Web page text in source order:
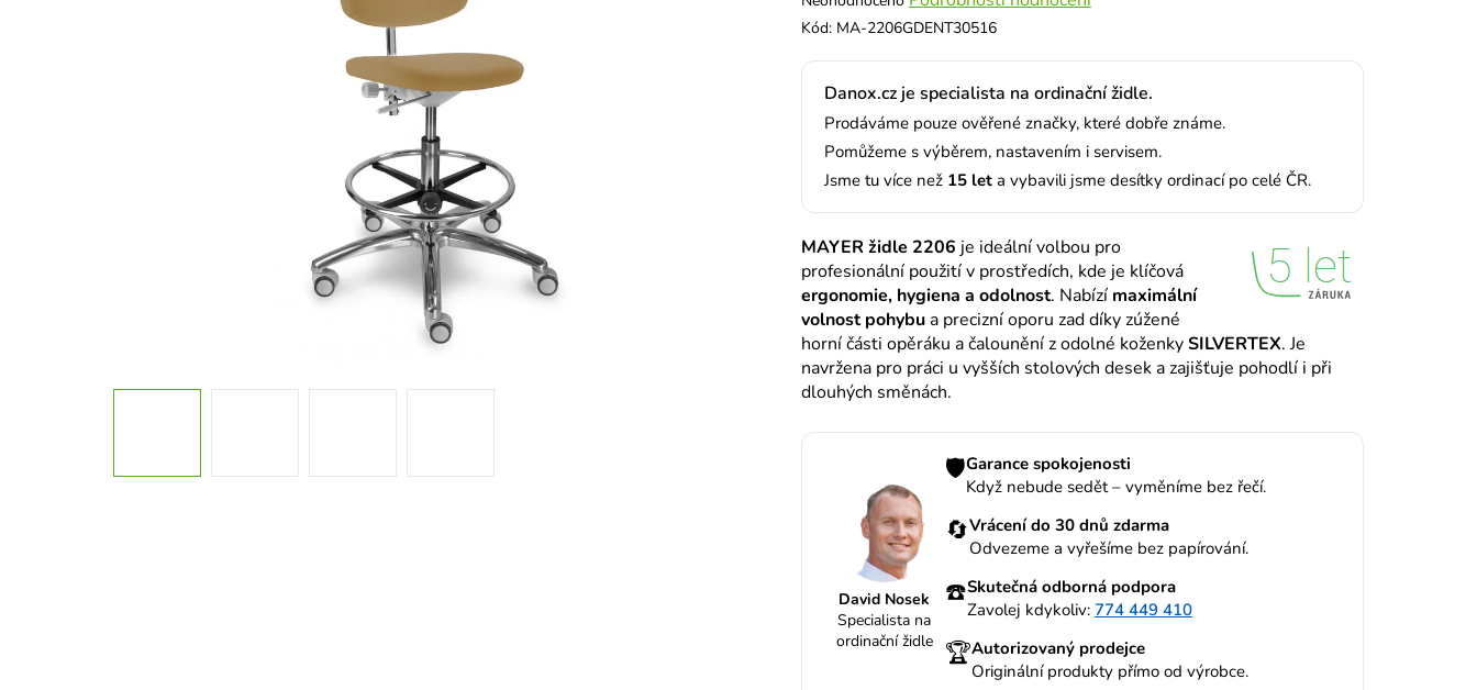
hodnocení
je
0,0
hvězdiček.
Kód: MA-2206GDENT30516
Danox.cz je specialista na ordinační židle.
Prodáváme pouze ověřené značky, které dobře známe.
Pomůžeme s výběrem, nastavením i servisem.
Jsme tu více než 15 leta vybavili jsme desítky ordinací po celé ČR.
MAYER židle 2206 je ideální volbou pro
profesionální použití v prostředích, kde je klíčová
ergonomie, hygiena a odolnost. Nabízí maximální
volnost pohybua precizní oporu zad díky zúžené
horní části opěráku a čalounění z odolné koženkySILVERTEX. Je
navržena pro práci u vyšších stolových desek a zajišťuje pohodlí i při
dlouhých směnách.
David Nosek
Specialista na
ordinační židle
🛡️Garance spokojenosti
Když nebude sedět – vyměníme bez řečí.
🔄Vrácení do 30 dnů zdarma
Odvezeme a vyřešíme bez papírování.
☎️Skutečná odborná podpora
Zavolej kdykoliv: 774 449 410
🏆Autorizovaný prodejce
Originální produkty přímo od výrobce.